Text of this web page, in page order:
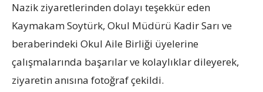
Nazik ziyaretlerinden dolayı teşekkür eden
Kaymakam Soytürk, Okul Müdürü Kadir Sarı ve
beraberindeki Okul Aile Birliği üyelerine
çalışmalarında başarılar ve kolaylıklar dileyerek,
ziyaretin anısına fotoğraf çekildi.